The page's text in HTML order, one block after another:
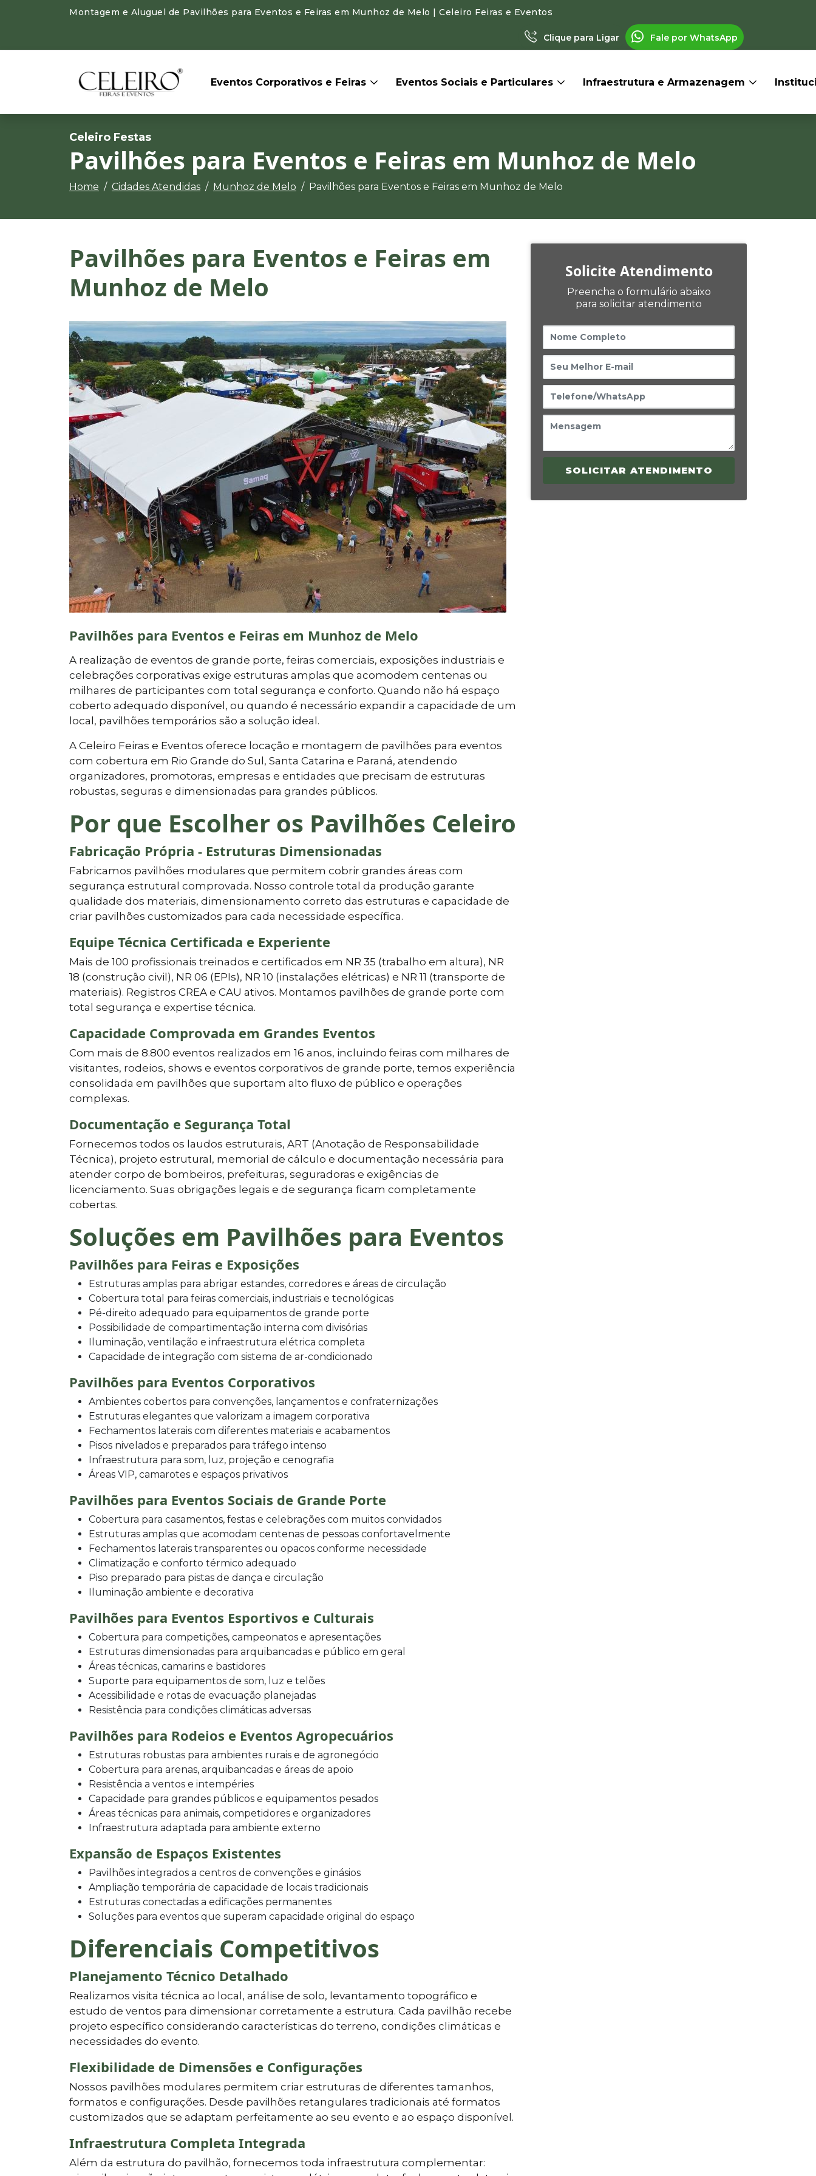
Montagem e Aluguel de Pavilhões para Eventos e Feiras em Munhoz de Melo | Celeiro Feiras e Eventos
Clique para Ligar Fale por WhatsApp
Eventos Corporativos e Feiras Eventos Sociais e Particulares Infraestrutura e Armazenagem
Celeiro Festas
Pavilhões para Eventos e Feiras em Munhoz de Melo
Home Cidades Atendidas Munhoz de Melo Pavilhões para Eventos e Feiras em Munhoz de Melo
Pavilhões para Eventos e Feiras em
Munhoz de Melo
Pavilhões para Eventos e Feiras em Munhoz de Melo
A realização de eventos de grande porte, feiras comerciais, exposições industriais e
celebrações corporativas exige estruturas amplas que acomodem centenas ou
milhares de participantes com total segurança e conforto. Quando não há espaço
coberto adequado disponível, ou quando é necessário expandir a capacidade de um
local, pavilhões temporários são a solução ideal.
A Celeiro Feiras e Eventos oferece locação e montagem de pavilhões para eventos
com cobertura em Rio Grande do Sul, Santa Catarina e Paraná, atendendo
organizadores, promotoras, empresas e entidades que precisam de estruturas
robustas, seguras e dimensionadas para grandes públicos.
Por que Escolher os Pavilhões Celeiro
Fabricação Própria - Estruturas Dimensionadas
Fabricamos pavilhões modulares que permitem cobrir grandes áreas com
segurança estrutural comprovada. Nosso controle total da produção garante
qualidade dos materiais, dimensionamento correto das estruturas e capacidade de
criar pavilhões customizados para cada necessidade específica.
Equipe Técnica Certificada e Experiente
Mais de 100 profissionais treinados e certificados em NR 35 (trabalho em altura), NR
18 (construção civil), NR 06 (EPIs), NR 10 (instalações elétricas) e NR 11 (transporte de
materiais). Registros CREA e CAU ativos. Montamos pavilhões de grande porte com
total segurança e expertise técnica.
Capacidade Comprovada em Grandes Eventos
Com mais de 8.800 eventos realizados em 16 anos, incluindo feiras com milhares de
visitantes, rodeios, shows e eventos corporativos de grande porte, temos experiência
consolidada em pavilhões que suportam alto fluxo de público e operações
complexas.
Documentação e Segurança Total
Fornecemos todos os laudos estruturais, ART (Anotação de Responsabilidade
Técnica), projeto estrutural, memorial de cálculo e documentação necessária para
atender corpo de bombeiros, prefeituras, seguradoras e exigências de
licenciamento. Suas obrigações legais e de segurança ficam completamente
cobertas.
Soluções em Pavilhões para Eventos
Pavilhões para Feiras e Exposições
Estruturas amplas para abrigar estandes, corredores e áreas de circulação
Cobertura total para feiras comerciais, industriais e tecnológicas
Pé-direito adequado para equipamentos de grande porte
Possibilidade de compartimentação interna com divisórias
Iluminação, ventilação e infraestrutura elétrica completa
Capacidade de integração com sistema de ar-condicionado
Pavilhões para Eventos Corporativos
Ambientes cobertos para convenções, lançamentos e confraternizações
Estruturas elegantes que valorizam a imagem corporativa
Fechamentos laterais com diferentes materiais e acabamentos
Pisos nivelados e preparados para tráfego intenso
Infraestrutura para som, luz, projeção e cenografia
Áreas VIP, camarotes e espaços privativos
Pavilhões para Eventos Sociais de Grande Porte
Cobertura para casamentos, festas e celebrações com muitos convidados
Estruturas amplas que acomodam centenas de pessoas confortavelmente
Fechamentos laterais transparentes ou opacos conforme necessidade
Climatização e conforto térmico adequado
Piso preparado para pistas de dança e circulação
Iluminação ambiente e decorativa
Pavilhões para Eventos Esportivos e Culturais
Cobertura para competições, campeonatos e apresentações
Estruturas dimensionadas para arquibancadas e público em geral
Áreas técnicas, camarins e bastidores
Suporte para equipamentos de som, luz e telões
Acessibilidade e rotas de evacuação planejadas
Resistência para condições climáticas adversas
Pavilhões para Rodeios e Eventos Agropecuários
Estruturas robustas para ambientes rurais e de agronegócio
Cobertura para arenas, arquibancadas e áreas de apoio
Resistência a ventos e intempéries
Capacidade para grandes públicos e equipamentos pesados
Áreas técnicas para animais, competidores e organizadores
Infraestrutura adaptada para ambiente externo
Expansão de Espaços Existentes
Pavilhões integrados a centros de convenções e ginásios
Ampliação temporária de capacidade de locais tradicionais
Estruturas conectadas a edificações permanentes
Soluções para eventos que superam capacidade original do espaço
Diferenciais Competitivos
Planejamento Técnico Detalhado
Realizamos visita técnica ao local, análise de solo, levantamento topográfico e
estudo de ventos para dimensionar corretamente a estrutura. Cada pavilhão recebe
projeto específico considerando características do terreno, condições climáticas e
necessidades do evento.
Flexibilidade de Dimensões e Configurações
Nossos pavilhões modulares permitem criar estruturas de diferentes tamanhos,
formatos e configurações. Desde pavilhões retangulares tradicionais até formatos
customizados que se adaptam perfeitamente ao seu evento e ao espaço disponível.
Infraestrutura Completa Integrada
Além da estrutura do pavilhão, fornecemos toda infraestrutura complementar:
Solicite Atendimento
Preencha o formulário abaixo
para solicitar atendimento
SOLICITAR ATENDIMENTO